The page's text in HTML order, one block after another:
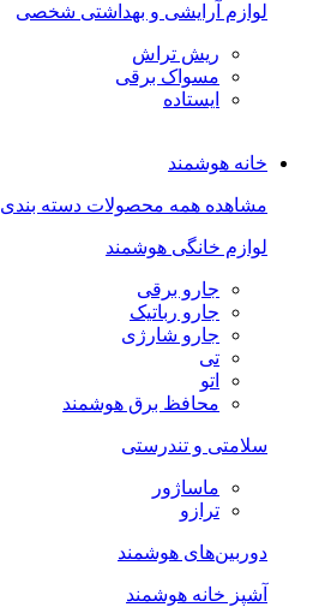
لوازم آرایشی و بهداشتی شخصی
ریش تراش
مسواک برقی
ایستاده
خانه هوشمند
مشاهده همه محصولات دسته بندی
لوازم خانگی هوشمند
جارو برقی
جارو رباتیک
جارو شارژی
تی
اتو
محافظ برق هوشمند
سلامتی و تندرستی
ماساژور
ترازو
دوربین‌های هوشمند
آشپز خانه هوشمند